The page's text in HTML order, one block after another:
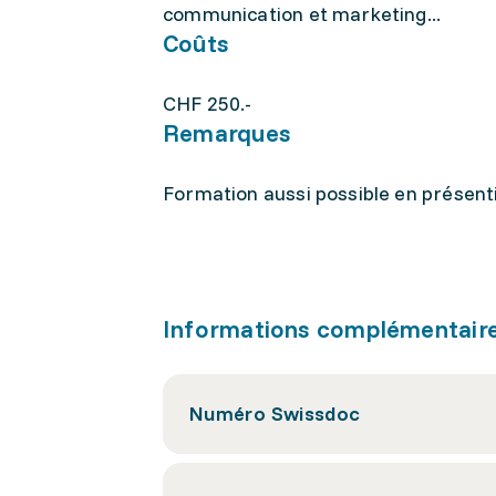
communication et marketing...
Coûts
CHF 250.-
Remarques
Formation aussi possible en
Informations
Numéro Swissdoc